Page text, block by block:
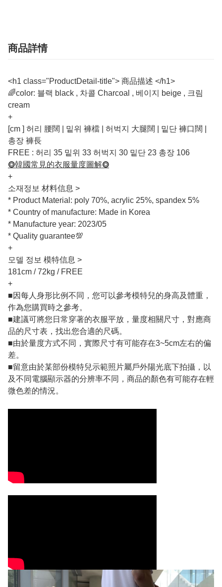
商品詳情
<h1 class="ProductDetail-title"> 商品描述 </h1>
🌈color: 블랙 black , 차콜 Charcoal , 베이지 beige , 크림
cream
+
[cm ] 허리 腰闊 | 밑위 褲檔 | 허벅지 大腿闊 | 밑단 褲口闊 |
총장 褲長
FREE : 허리 35 밑위 33 허벅지 30 밑단 23 총장 106
⭗韓國常見的衣服量度圖解⭗
+
소재정보 材料信息 >
* Product Material: poly 70%, acrylic 25%, spandex 5%
* Country of manufacture: Made in Korea
* Manufacture year: 2023/05
* Quality guarantee💯
+
모델 정보 模特信息 >
181cm / 72kg / FREE
+
■因每人身形比例不同，您可以參考模特兒的身高及體重，
作為您購買時之參考。
■建議可將您日常穿著的衣服平放，量度相關尺寸，對應商
品的尺寸表，找出您合適的尺碼。
■由於量度方式不同，實際尺寸有可能存在3~5cm左右的偏
差。
■留意由於某部份模特兒示範照片屬戶外陽光底下拍攝，以
及不同電腦顯示器的分辨率不同，商品的顏色有可能存在輕
微色差的情況。